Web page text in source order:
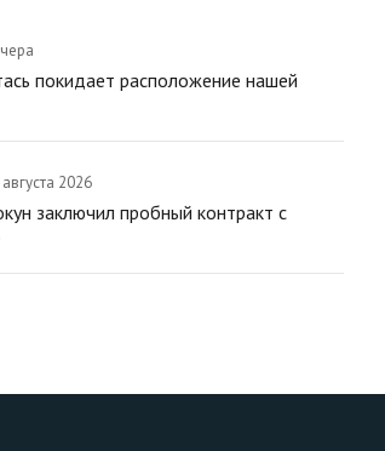
покидает расположение нашей
2026
заключил пробный контракт с